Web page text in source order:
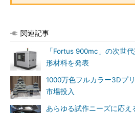
関連記事
「Fortus 900mc」の次世
形材料を発表
1000万色フルカラー3Dプ
市場投入
あらゆる試作ニーズに応